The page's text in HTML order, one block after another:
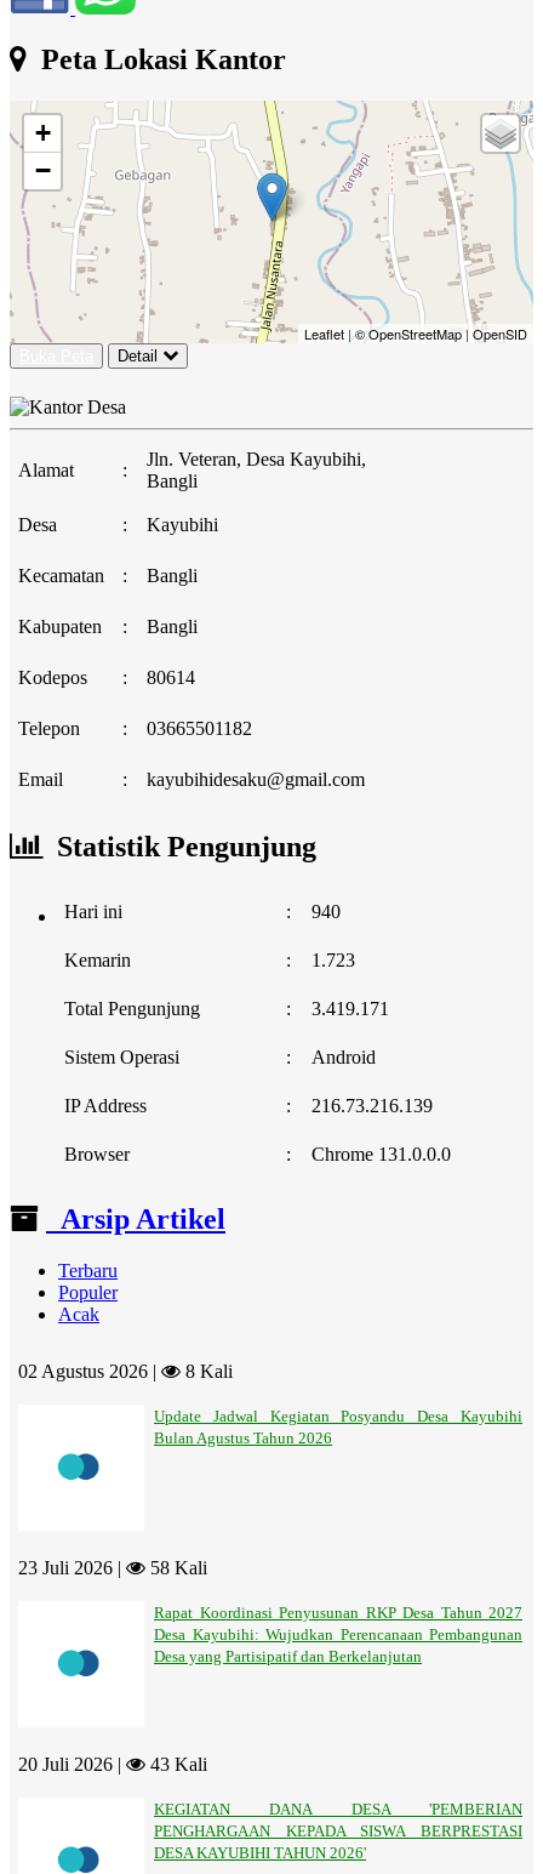
Peta Lokasi Kantor
+
−
Leaflet | © OpenStreetMap | OpenSID
Detail
Alamat :
Jln. Veteran, Desa Kayubihi,
Bangli
Desa : Kayubihi
Kecamatan : Bangli
Kabupaten : Bangli
Kodepos : 80614
Telepon : 03665501182
Email : kayubihidesaku@gmail.com
Statistik Pengunjung
Hari ini : 940
Kemarin : 1.723
Total Pengunjung : 3.419.171
Sistem Operasi : Android
IP Address : 216.73.216.139
Browser : Chrome 131.0.0.0
Arsip Artikel
Terbaru
Populer
Acak
02 Agustus 2026 | 8 Kali
Update Jadwal Kegiatan Posyandu Desa Kayubihi
Bulan Agustus Tahun 2026
23 Juli 2026 | 58 Kali
Rapat Koordinasi Penyusunan RKP Desa Tahun 2027
Desa Kayubihi: Wujudkan Perencanaan Pembangunan
Desa yang Partisipatif dan Berkelanjutan
20 Juli 2026 | 43 Kali
KEGIATAN DANA DESA 'PEMBERIAN
PENGHARGAAN KEPADA SISWA BERPRESTASI
DESA KAYUBIHI TAHUN 2026'